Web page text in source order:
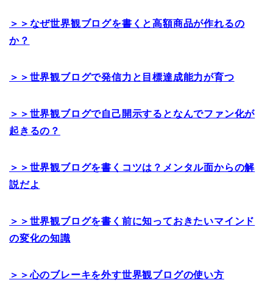
＞＞なぜ世界観ブログを書くと高額商品が作れるの
か？
＞＞世界観ブログで発信力と目標達成能力が育つ
＞＞世界観ブログで自己開示するとなんでファン化が
起きるの？
＞＞世界観ブログを書くコツは？メンタル面からの解
説だよ
＞＞世界観ブログを書く前に知っておきたいマインド
の変化の知識
＞＞心のブレーキを外す世界観ブログの使い方